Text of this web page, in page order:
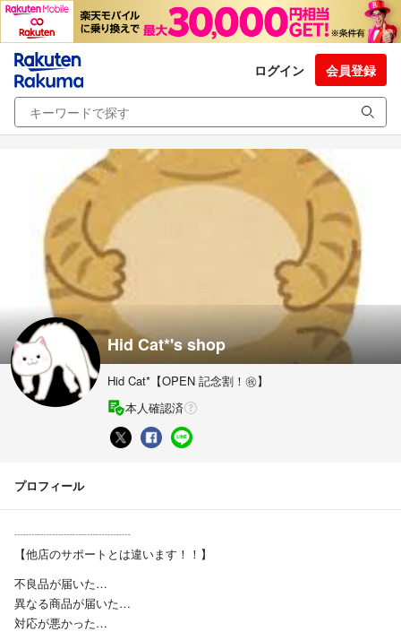
ログイン 会員登録
Hid Cat*'s shop
Hid Cat*【OPEN 記念割！㊗】
本人確認済
プロフィール
┈┈┈┈┈┈┈┈┈┈
【他店のサポートとは違います！！】
不良品が届いた…
異なる商品が届いた…
対応が悪かった…